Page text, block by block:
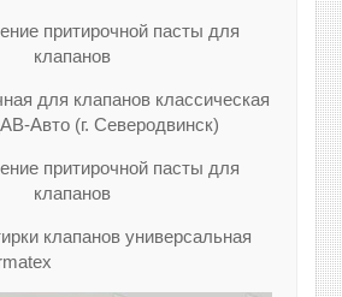
для клапанов классическая
Авто (г. Северодвинск)
клапанов универсальная